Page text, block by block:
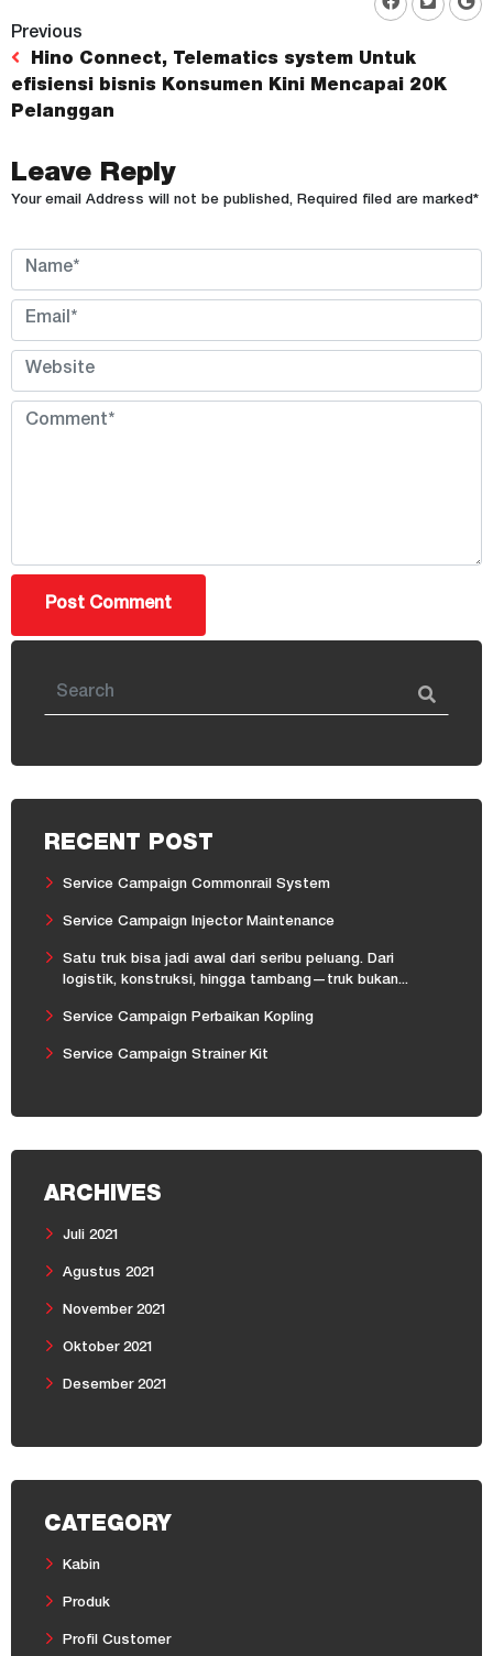
Previous
Hino Connect, Telematics system Untuk
efisiensi bisnis Konsumen Kini Mencapai 20K
Pelanggan
Leave Reply
Your email Address will not be published, Required filed are marked*
RECENT POST
Service Campaign Commonrail System
Service Campaign Injector Maintenance
Satu truk bisa jadi awal dari seribu peluang. Dari
logistik, konstruksi, hingga tambang—truk bukan...
Service Campaign Perbaikan Kopling
Service Campaign Strainer Kit
ARCHIVES
Juli 2021
Agustus 2021
November 2021
Oktober 2021
Desember 2021
CATEGORY
Kabin
Produk
Profil Customer